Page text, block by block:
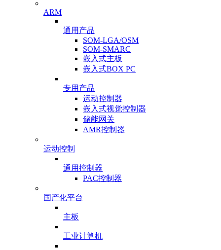
ARM
通用产品
SOM-LGA/OSM
SOM-SMARC
嵌入式主板
嵌入式BOX PC
专用产品
运动控制器
嵌入式视觉控制器
储能网关
AMR控制器
运动控制
通用控制器
PAC控制器
国产化平台
主板
工业计算机